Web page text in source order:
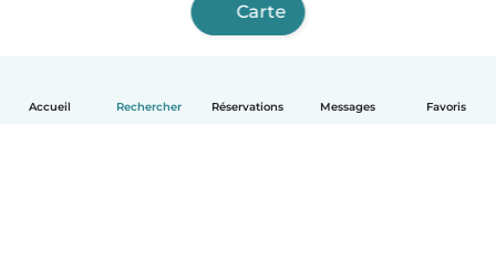
Accueil Rechercher Réservations Messages Favoris
Carte